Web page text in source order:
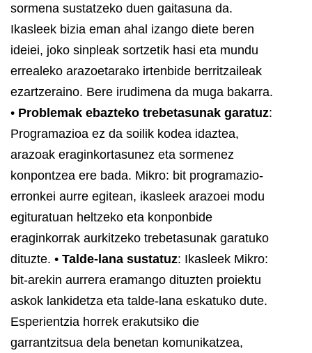
sormena sustatzeko duen gaitasuna da.
Ikasleek bizia eman ahal izango diete beren
ideiei, joko sinpleak sortzetik hasi eta mundu
errealeko arazoetarako irtenbide berritzaileak
ezartzeraino. Bere irudimena da muga bakarra.
• Problemak ebazteko trebetasunak garatuz:
Programazioa ez da soilik kodea idaztea,
arazoak eraginkortasunez eta sormenez
konpontzea ere bada. Mikro: bit programazio-
erronkei aurre egitean, ikasleek arazoei modu
egituratuan heltzeko eta konponbide
eraginkorrak aurkitzeko trebetasunak garatuko
dituzte. • Talde-lana sustatuz: Ikasleek Mikro:
bit-arekin aurrera eramango dituzten proiektu
askok lankidetza eta talde-lana eskatuko dute.
Esperientzia horrek erakutsiko die
garrantzitsua dela benetan komunikatzea,